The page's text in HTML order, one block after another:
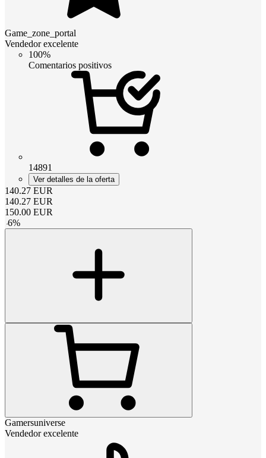
Game_zone_portal
Vendedor excelente
100%
Comentarios positivos
14891
Ver detalles de la oferta
140.27 EUR
140.27 EUR
150.00 EUR
-6%
Gamersuniverse
Vendedor excelente